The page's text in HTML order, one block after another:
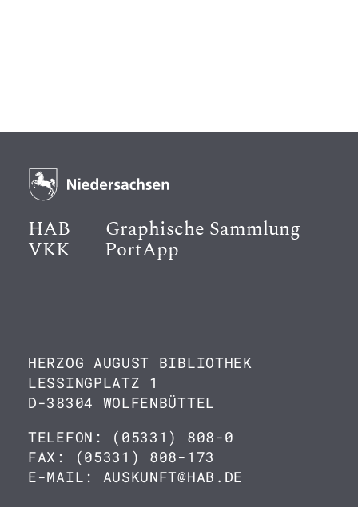
HAB Graphische Sammlung
VKK PortApp
HERZOG AUGUST BIBLIOTHEK
LESSINGPLATZ 1
D-38304 WOLFENBÜTTEL
TELEFON: (05331) 808-0
FAX: (05331) 808-173
E-MAIL: AUSKUNFT@HAB.DE